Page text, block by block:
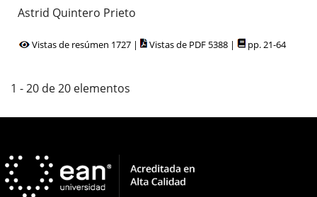
Astrid Quintero Prieto
Vistas de resúmen 1727 | Vistas de PDF 5388 | pp. 21-64
1 - 20 de 20 elementos